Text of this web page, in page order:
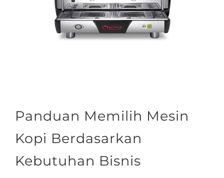
Panduan Memilih Mesin
Kopi Berdasarkan
Kebutuhan Bisnis